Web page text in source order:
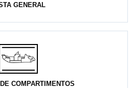
GENERAL
COMPARTIMENTOS